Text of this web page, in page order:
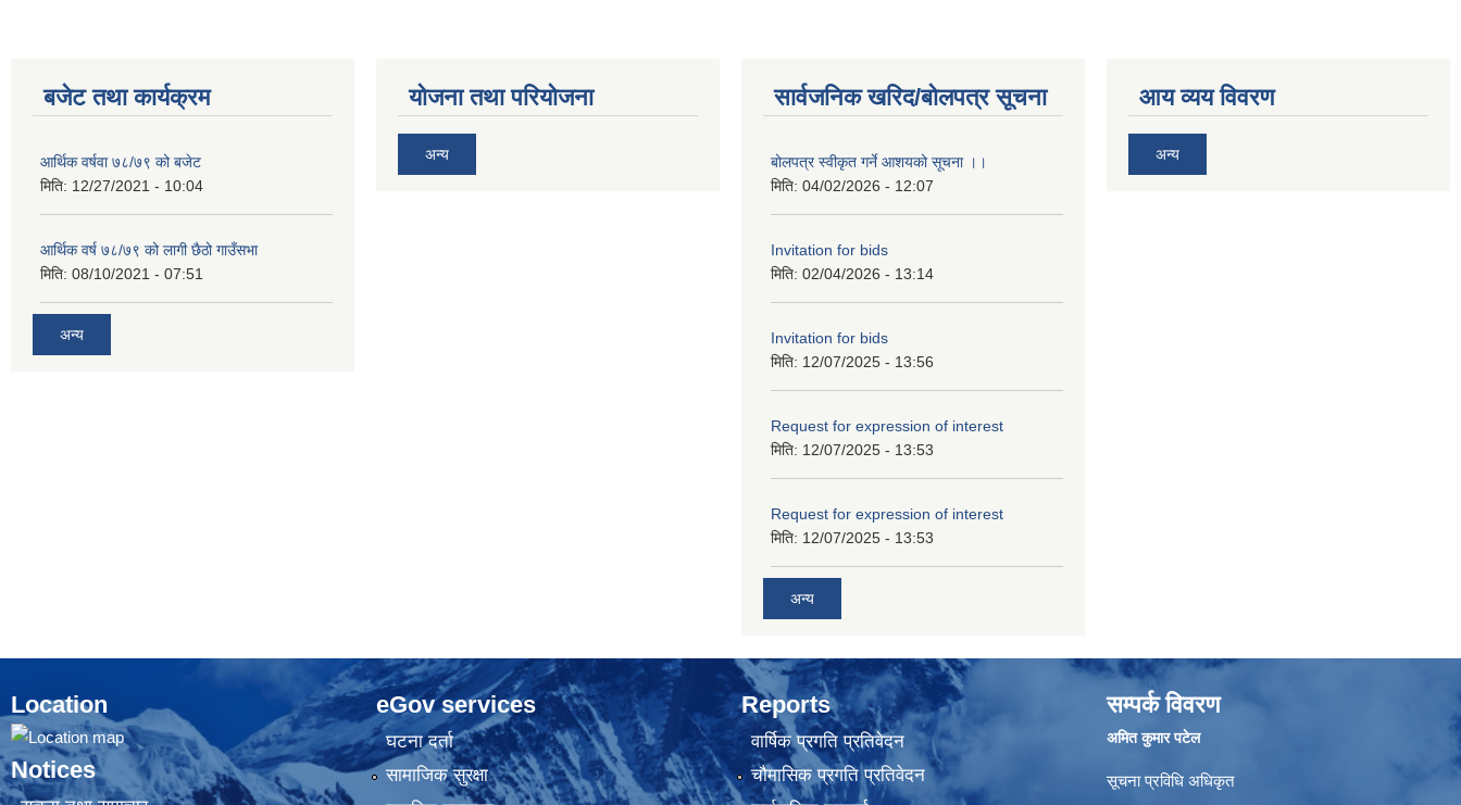
बजेट तथा कार्यक्रम
आर्थिक वर्षवा ७८/७९ को बजेट
मिति: 12/27/2021 - 10:04
आर्थिक वर्ष ७८/७९ को लागी छैठो गाउँसभा
मिति: 08/10/2021 - 07:51
अन्य
योजना तथा परियोजना
अन्य
सार्वजनिक खरिद/बोलपत्र सूचना
बोलपत्र स्वीकृत गर्ने आशयको सूचना ।।
मिति: 04/02/2026 - 12:07
Invitation for bids
मिति: 02/04/2026 - 13:14
Invitation for bids
मिति: 12/07/2025 - 13:56
Request for expression of interest
मिति: 12/07/2025 - 13:53
Request for expression of interest
मिति: 12/07/2025 - 13:53
अन्य
आय व्यय विवरण
अन्य
Location
Notices
eGov services
घटना दर्ता
सामाजिक सुरक्षा
Reports
वार्षिक प्रगति प्रतिवेदन
चौमासिक प्रगति प्रतिवेदन
सम्पर्क विवरण
अमित कुमार पटेल
सूचना प्रविधि अधिकृत